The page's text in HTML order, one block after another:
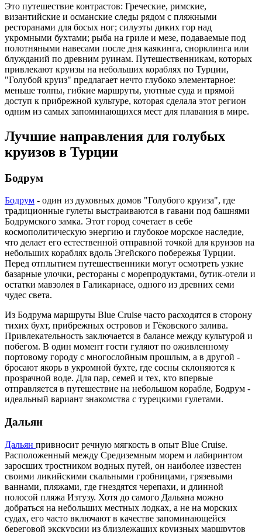
Это путешествие контрастов: Греческие, римские,
византийские и османские следы рядом с пляжными
ресторанами для босых ног; силуэты диких гор над
укромными бухтами; рыба на гриле и мезе, подаваемые под
полотняными навесами после дня каякинга, снорклинга или
блужданий по древним руинам. Путешественникам, которых
привлекают круизы на небольших кораблях по Турции,
"Голубой круиз" предлагает нечто глубоко элементарное:
меньше толпы, гибкие маршруты, уютные суда и прямой
доступ к прибрежной культуре, которая сделала этот регион
одним из самых запоминающихся мест для плавания в мире.
Лучшие направления для голубых
круизов в Турции
Бодрум
Бодрум - один из духовных домов "Голубого круиза", где
традиционные гулеты выстраиваются в гавани под башнями
Бодрумского замка. Этот город сочетает в себе
космополитическую энергию и глубокое морское наследие,
что делает его естественной отправной точкой для круизов на
небольших кораблях вдоль Эгейского побережья Турции.
Перед отплытием путешественники могут осмотреть узкие
базарные улочки, рестораны с морепродуктами, бутик-отели и
остатки мавзолея в Галикарнасе, одного из древних семи
чудес света.
Из Бодрума маршруты Blue Cruise часто расходятся в сторону
тихих бухт, прибрежных островов и Гёковского залива.
Привлекательность заключается в балансе между культурой и
побегом. В один момент гости гуляют по оживленному
портовому городу с многослойным прошлым, а в другой -
бросают якорь в укромной бухте, где сосны склоняются к
прозрачной воде. Для пар, семей и тех, кто впервые
отправляется в путешествие на небольшом корабле, Бодрум -
идеальный вариант знакомства с турецкими гулетами.
Дальян
Дальян привносит речную мягкость в опыт Blue Cruise.
Расположенный между Средиземным морем и лабиринтом
заросших тростником водных путей, он наиболее известен
своими ликийскими скальными гробницами, грязевыми
ваннами, пляжами, где гнездятся черепахи, и длинной
полосой пляжа Изтузу. Хотя до самого Дальяна можно
добраться на небольших местных лодках, а не на морских
судах, его часто включают в качестве запоминающейся
береговой экскурсии из близлежащих круизных маршрутов